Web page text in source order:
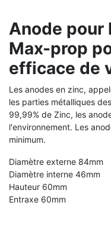
Anode pour
Max-prop
efficace de
Les anodes en zinc,
les parties métalliques
99,99% de Zinc, les
l'environnement. Les
minimum.
Diamètre externe 84mm
Diamètre interne 46mm
Hauteur 60mm
Entraxe 60mm